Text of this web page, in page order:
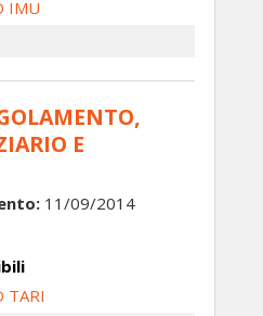
IMU
E
11/09/2014
TARI